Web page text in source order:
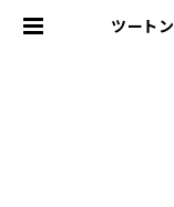
ツート